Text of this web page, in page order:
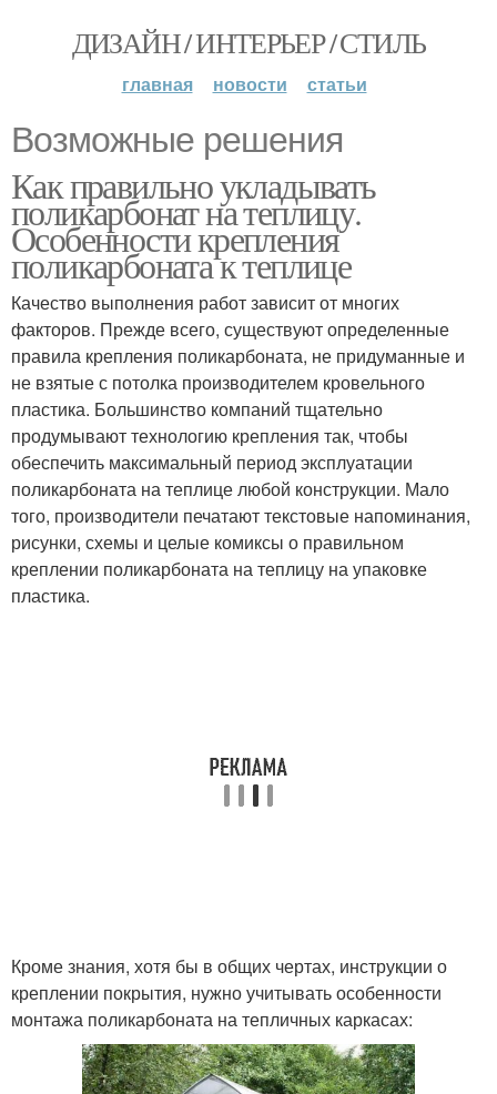
ДИЗАЙН / ИНТЕРЬЕР / СТИЛЬ
главная новости статьи
Возможные решения
Как правильно укладывать
поликарбонат на теплицу.
Особенности крепления
поликарбоната к теплице
Качество выполнения работ зависит от многих
факторов. Прежде всего, существуют определенные
правила крепления поликарбоната, не придуманные и
не взятые с потолка производителем кровельного
пластика. Большинство компаний тщательно
продумывают технологию крепления так, чтобы
обеспечить максимальный период эксплуатации
поликарбоната на теплице любой конструкции. Мало
того, производители печатают текстовые напоминания,
рисунки, схемы и целые комиксы о правильном
креплении поликарбоната на теплицу на упаковке
пластика.
Кроме знания, хотя бы в общих чертах, инструкции о
креплении покрытия, нужно учитывать особенности
монтажа поликарбоната на тепличных каркасах: